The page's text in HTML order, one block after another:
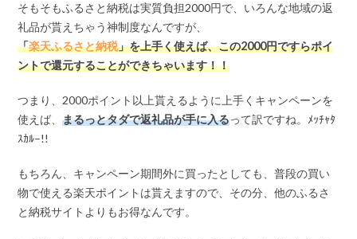
そもそもふるさと納税は実質負担2000円で、いろんな地域の返
礼品が貰えちゃう神制度なんですが、
「楽天ふるさと納税」を上手く使えば、この2000円ですらポイ
ントで還元することができちゃいます！！
つまり、2000ポイント以上貰えるように上手くキャンペーンを
使えば、まるっとタダで返礼品が手に入るって訳ですね。ﾒｯﾁｬﾀ
ｽｶﾙ–!!
もちろん、キャンペーン期間外に買ったとしても、普段の買い
物で使える楽天ポイントは貰えますので、その分、他のふるさ
と納税サイトよりもお得なんです。